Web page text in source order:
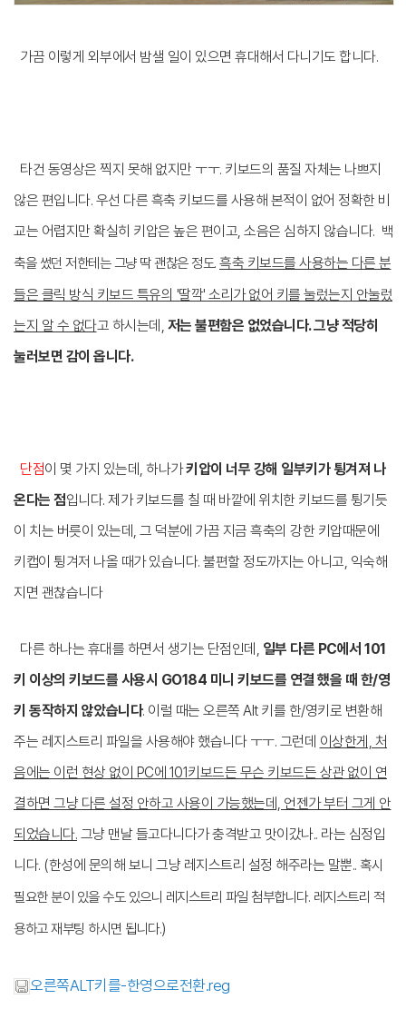
가끔 이렇게 외부에서 밤샐 일이 있으면 휴대해서 다니기도 합니다.
타건 동영상은 찍지 못해 없지만 ㅜㅜ. 키보드의 품질 자체는 나쁘지
않은 편입니다. 우선 다른 흑축 키보드를 사용해 본적이 없어 정확한 비
교는 어렵지만 확실히 키압은 높은 편이고, 소음은 심하지 않습니다. 백
축을 썼던 저한테는 그냥 딱 괜찮은 정도. 흑축 키보드를 사용하는 다른 분
들은 클릭 방식 키보드 특유의 '딸깍' 소리가 없어 키를 눌렀는지 안눌렀
는지 알 수 없다고 하시는데, 저는 불편함은 없었습니다. 그냥 적당히
눌러보면 감이 옵니다.
단점이 몇 가지 있는데, 하나가키압이 너무 강해 일부키가 튕겨져 나
온다는 점입니다. 제가 키보드를 칠 때 바깥에 위치한 키보드를 튕기듯
이 치는 버릇이 있는데, 그 덕분에 가끔 지금 흑축의 강한 키압때문에
키캡이 튕겨저 나올 때가 있습니다. 불편할 정도까지는 아니고, 익숙해
지면 괜찮습니다
다른 하나는 휴대를 하면서 생기는 단점인데, 일부 다른 PC에서 101
키 이상의 키보드를 사용시 GO184 미니 키보드를 연결 했을 때 한/영
키 동작하지 않았습니다. 이럴 때는 오른쪽 Alt 키를 한/영키로 변환해
주는 레지스트리 파일을 사용해야 했습니다 ㅜㅜ. 그런데 이상한게, 처
음에는 이런 현상 없이 PC에 101키보드든 무슨 키보드든 상관 없이 연
결하면 그냥 다른 설정 안하고 사용이 가능했는데, 언젠가 부터 그게 안
되었습니다. 그냥 맨날 들고다니다가 충격받고 맛이갔나.. 라는 심정입
니다. (한성에 문의해 보니 그냥 레지스트리 설정 해주라는 말뿐.. 혹시
필요한 분이 있을 수도 있으니 레지스트리 파일 첨부합니다. 레지스트리 적
용하고 재부팅 하시면 됩니다.)
오른쪽ALT키를-한영으로전환.reg